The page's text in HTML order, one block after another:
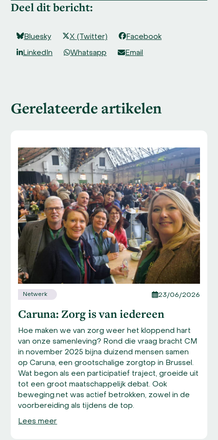
Deel dit bericht:
Bluesky X (Twitter) Facebook
LinkedIn Whatsapp Email
Gerelateerde artikelen
the
left
and
arrow
keys
to
access
the
carousel
navigation
buttons
Netwerk 23/06/2026
Caruna: Zorg is van iedereen
Hoe maken we van zorg weer het kloppend hart
van onze samenleving? Rond die vraag bracht CM
in november 2025 bijna duizend mensen samen
op Caruna, een grootschalige zorgtop in Brussel.
Wat begon als een participatief traject, groeide uit
tot een groot maatschappelijk debat. Ook
beweging.net was actief betrokken, zowel in de
voorbereiding als tijdens de top.
Lees meer